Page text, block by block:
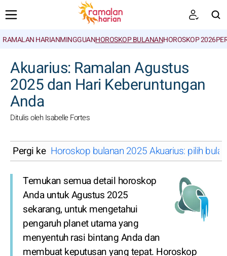
RAMALAN HARIANMINGGUANHOROSKOP BULANANHOROSKOP 2026
Akuarius: Ramalan Agustus
2025 dan Hari Keberuntungan
Anda
Ditulis oleh Isabelle Fortes
Pergi ke Horoskop bulanan 2025 Akuarius: pilih bulan
Temukan semua detail horoskop
Anda untuk Agustus 2025
sekarang, untuk mengetahui
pengaruh planet utama yang
menyentuh rasi bintang Anda dan
membuat keputusan yang tepat. Horoskop